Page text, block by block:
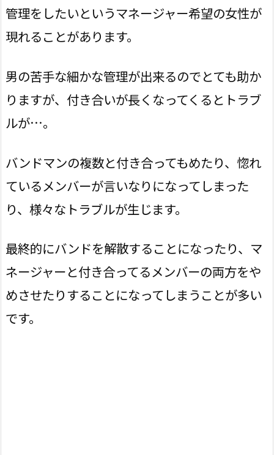
管理をしたいというマネージャー希望の女性が
現れることがあります。
男の苦手な細かな管理が出来るのでとても助か
りますが、付き合いが長くなってくるとトラブ
ルが…。
バンドマンの複数と付き合ってもめたり、惚れ
ているメンバーが言いなりになってしまった
り、様々なトラブルが生じます。
最終的にバンドを解散することになったり、マ
ネージャーと付き合ってるメンバーの両方をや
めさせたりすることになってしまうことが多い
です。